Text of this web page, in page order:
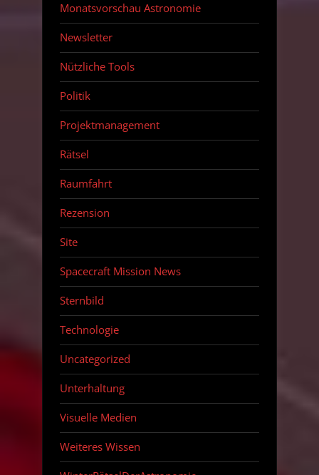
Monatsvorschau Astronomie
Newsletter
Nützliche Tools
Politik
Projektmanagement
Rätsel
Raumfahrt
Rezension
Site
Spacecraft Mission News
Sternbild
Technologie
Uncategorized
Unterhaltung
Visuelle Medien
Weiteres Wissen